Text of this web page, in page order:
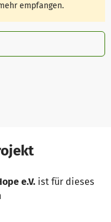
empfangen.
e.V. ist für dieses